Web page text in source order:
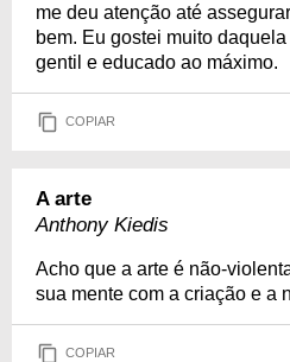
me deu atenção até
bem. Eu gostei muito
gentil e educado ao máximo.
COPIAR
A arte
Anthony Kiedis
Acho que a arte é não-
sua mente com a criação e a
COPIAR